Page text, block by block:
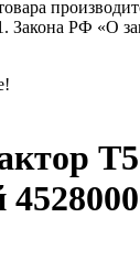
Закона РФ «О